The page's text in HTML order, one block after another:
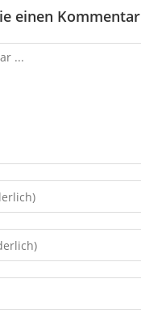
einen Kommentar